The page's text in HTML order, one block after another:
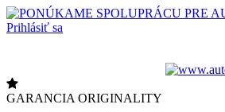
Prihlásiť sa
GARANCIA ORIGINALITY